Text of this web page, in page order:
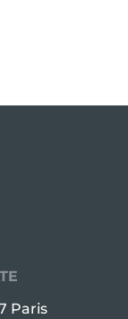
Paris